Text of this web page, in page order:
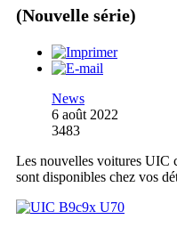
(Nouvelle série)
News
6 août 2022
3483
Les nouvelles voitures UIC
sont disponibles chez vos